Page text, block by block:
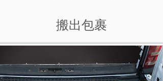
搬出包裹